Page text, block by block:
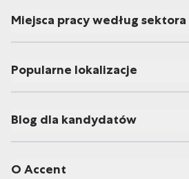
Miejsca pracy według sektora
Popularne lokalizacje
Blog dla kandydatów
O Accent